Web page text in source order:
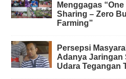
Menggagas
Sharing – Zero
Farming”
Persepsi
Adanya Jaringan
Udara Tegangan